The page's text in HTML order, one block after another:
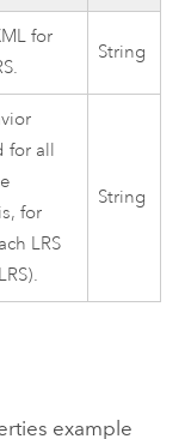
for
String
for all
for
LRS
String
example